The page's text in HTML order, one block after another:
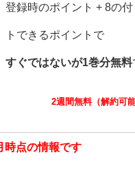
登録時のポイント + 8の
トできるポイントで
すぐではないが1巻分無料
2週間無料（解約可
点の情報です